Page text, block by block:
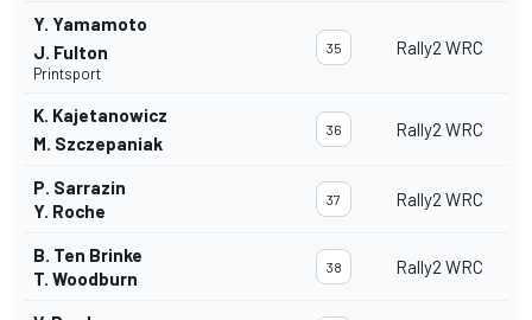
Y. Yamamoto
J. Fulton
Printsport
35 Rally2 WRC
K. Kajetanowicz
M. Szczepaniak
36 Rally2 WRC
P. Sarrazin
Y. Roche
37 Rally2 WRC
B. Ten Brinke
T. Woodburn
38 Rally2 WRC